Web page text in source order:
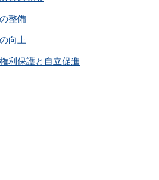
整備
向上
利保護と自立促進